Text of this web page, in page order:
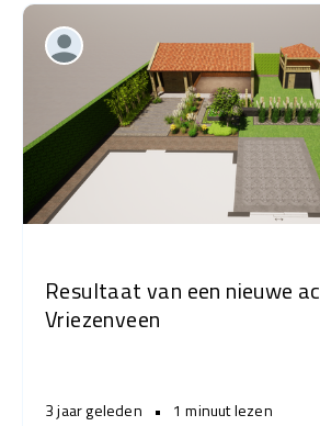
Resultaat van een nieuwe
Vriezenveen
3 jaar geleden • 1 minuut lezen